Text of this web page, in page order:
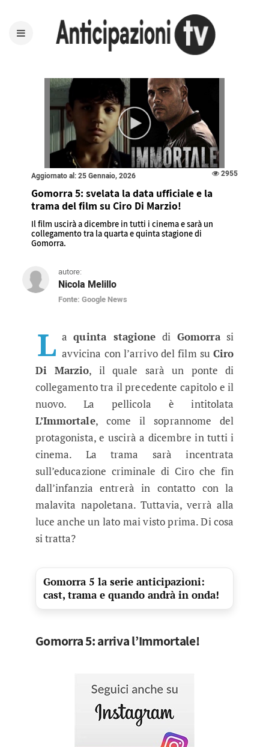
Aggiornato al: 25 Gennaio, 2026 2955
Gomorra 5: svelata la data ufficiale e la
trama del film su Ciro Di Marzio!
Il film uscirà a dicembre in tutti i cinema e sarà un
collegamento tra la quarta e quinta stagione di
Gomorra.
autore:
Nicola Melillo
Fonte: Google News
Gomorra 5: svelata la data
L aquinta stagione di Gomorrasi
avvicina con l’arrivo del film suCiro
Di Marzio, il quale sarà un ponte di
collegamento tra il precedente capitolo e il
nuovo. La pellicola è intitolata
L’Immortale, come il soprannome del
protagonista, e uscirà a dicembre in tutti i
cinema. La trama sarà incentrata
sull’educazione criminale di Ciro che fin
dall’infanzia entrerà in contatto con la
malavita napoletana. Tuttavia, verrà alla
luce anche un lato mai visto prima. Di cosa
si tratta?
Gomorra 5 la serie anticipazioni:
cast, trama e quando andrà in onda!
Gomorra 5: arriva l’Immortale!